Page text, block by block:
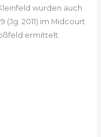
wurden auch
2011) im Midcourt
ermittelt.